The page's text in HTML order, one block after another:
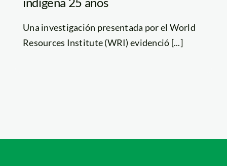
Una investigación presentada por el World
Resources Institute (WRI) evidenció [...]